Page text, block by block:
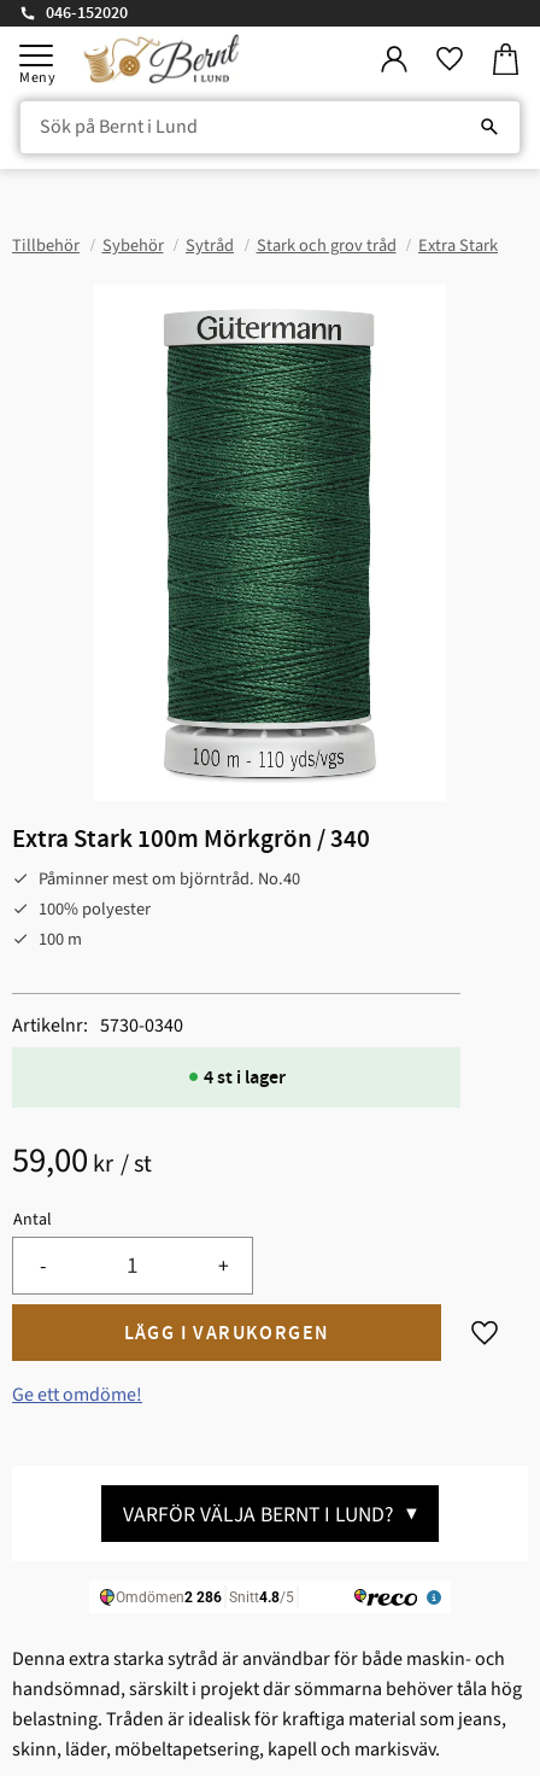
Meny
046-152020
Tillbehör Sybehör Sytråd Stark och grov tråd Extra Stark
Extra Stark 100m Mörkgrön / 340
Påminner mest om björntråd. No.40
100% polyester
100 m
59,00 kr /st
Antal
+
-
Lägg
4 st i lager
Artikelnr 5730-0340
Ge ett omdöme!
VARFÖR VÄLJA BERNT I LUND? ▼
Denna extra starka sytråd är användbar för både maskin- och
handsömnad, särskilt i projekt där sömmarna behöver tåla hög
belastning. Tråden är idealisk för kraftiga material som jeans,
skinn, läder, möbeltapetsering, kapell och markisväv.